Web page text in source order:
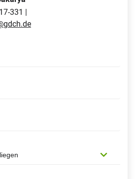
331 |